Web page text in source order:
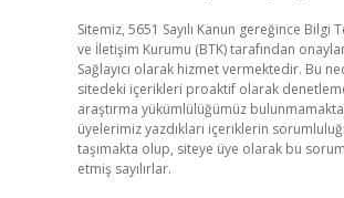
Sitemiz, 5651 Sayılı Kanun gereğince Bilgi
ve İletişim Kurumu (BTK) tarafından
Sağlayıcı olarak hizmet vermektedir. Bu
sitedeki içerikleri proaktif olarak
araştırma yükümlülüğümüz
üyelerimiz yazdıkları içeriklerin
taşımakta olup, siteye üye olarak bu
etmiş sayılırlar.